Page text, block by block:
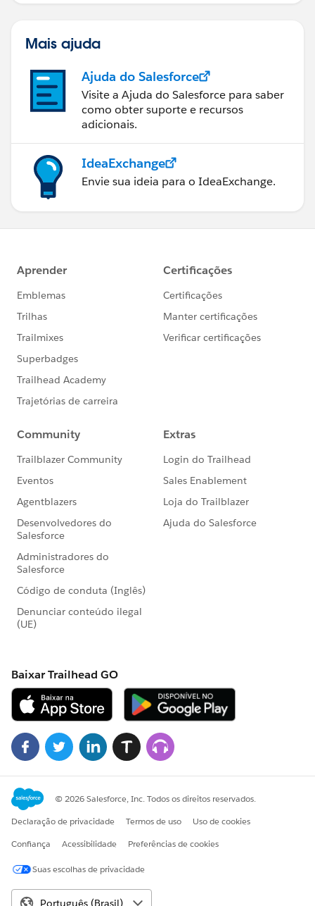
Mais ajuda
Ajuda do Salesforce
Visite a Ajuda do Salesforce para saber
como obter suporte e recursos
adicionais.
IdeaExchange
Envie sua ideia para o IdeaExchange.